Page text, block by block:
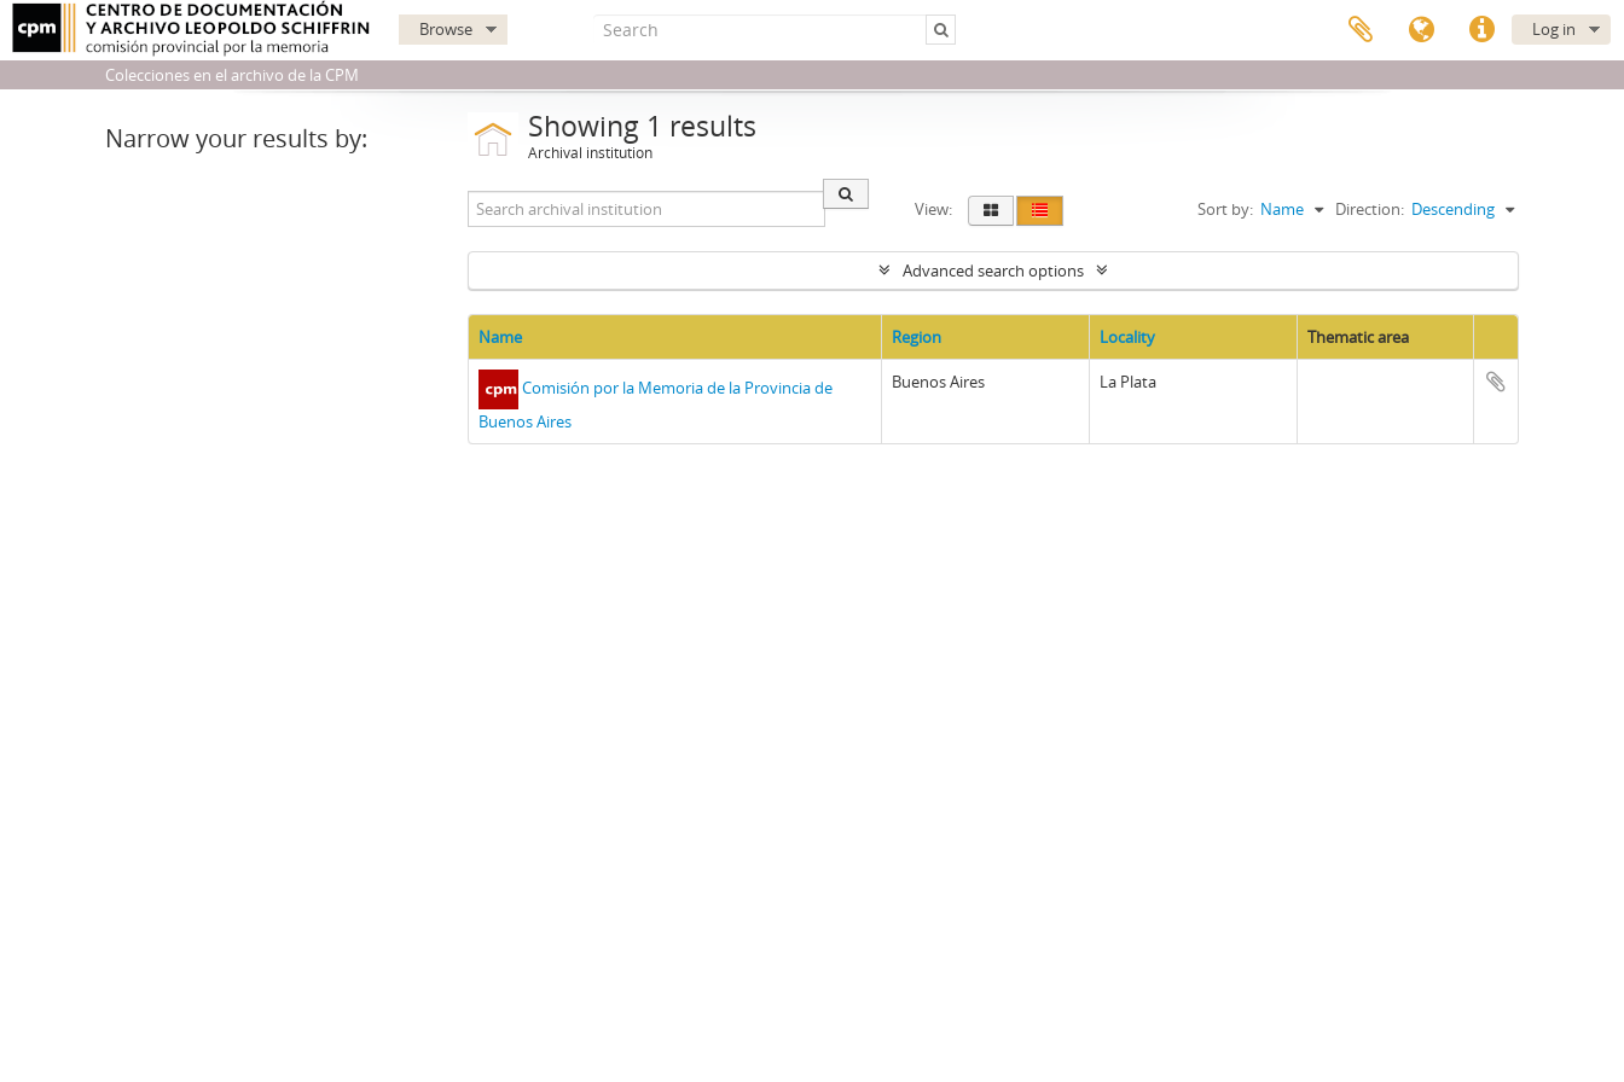
Log in
Browse
Colecciones en el archivo de la CPM
Narrow your results by: Showing 1 results
Archival institution
View: Sort by: Name Direction: Descending
Advanced search options
Name Region Locality
Thematic area
Clipboard
Comisión por la Memoria de la Provincia de
Buenos Aires
Buenos Aires La Plata